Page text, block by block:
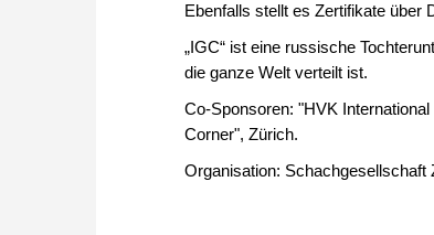
Ebenfalls stellt es Zertifikate über
„IGC“ ist eine russische
die ganze Welt verteilt ist.
Co-Sponsoren: "HVK
Corner", Zürich.
Organisation: Schachgesellschaft